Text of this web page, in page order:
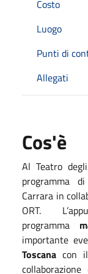
Costo
Luogo
Punti di
Allegati
Cos'è
Al Teatro
programma
Carrara in
ORT.
programma
importante
Toscana con